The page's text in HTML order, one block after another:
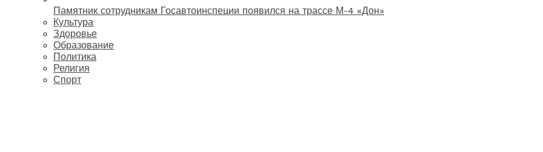
Памятник сотрудникам Госавтоинспеции появился на трассе М-4 «Дон»
Культура
Здоровье
Образование
Политика
Религия
Спорт